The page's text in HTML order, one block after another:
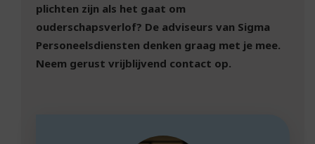
plichten zijn als het gaat om
ouderschapsverlof? De adviseurs van Sigma
Personeelsdiensten denken graag met je mee.
Neem gerust vrijblijvend contact op.